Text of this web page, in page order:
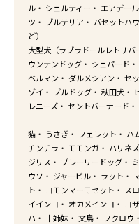
ル・ シェルティー・ エアデー
ツ・ ブルテリア・ バセットハ
ど）
大型犬（ラブラドールレトリ
ウンテンドッグ・ シェパード
ベルマン・ ダルメシアン・ セ
ゾイ・ ブルドッグ・ 秋田犬・
レニーズ・ セントバーナード・
猫・ うさぎ・ フェレット・ ハ
チンチラ・ モモンガ・ ハリネ
ジリス・ プレーリードッグ・
ウソ・ ジャービル・ ラット・
ト・ コモンマーモセット・ ス
イインコ・ オカメインコ・ コ
ハ・ 十姉妹・ 文鳥・ フクロウ